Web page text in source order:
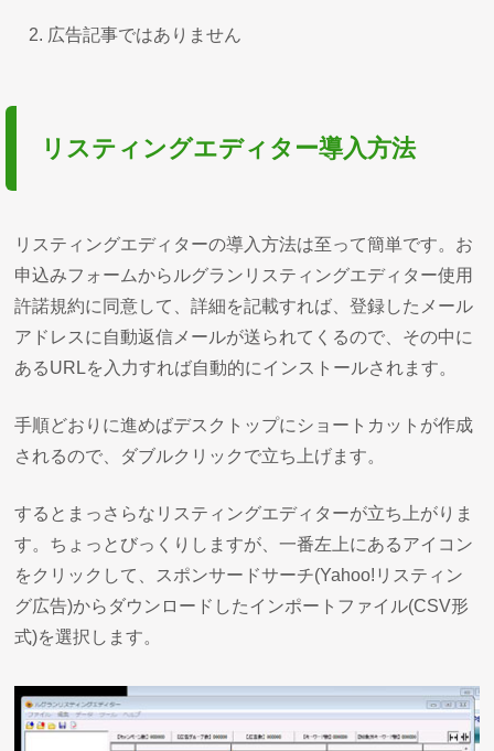
広告記事ではありません
リスティングエディター導入方法
リスティングエディターの導入方法は至って簡単です。お
申込みフォームからルグランリスティングエディター使用
許諾規約に同意して、詳細を記載すれば、登録したメール
アドレスに自動返信メールが送られてくるので、その中に
あるURLを入力すれば自動的にインストールされます。
手順どおりに進めばデスクトップにショートカットが作成
されるので、ダブルクリックで立ち上げます。
するとまっさらなリスティングエディターが立ち上がりま
す。ちょっとびっくりしますが、一番左上にあるアイコン
をクリックして、スポンサードサーチ(Yahoo!リスティン
グ広告)からダウンロードしたインポートファイル(CSV形
式)を選択します。